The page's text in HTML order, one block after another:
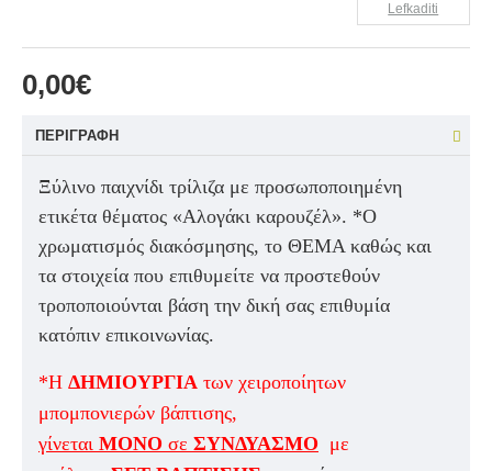
0,00€
Lefkaditi
ΠΕΡΙΓΡΑΦΉ
Ξύλινο παιχνίδι τρίλιζα με προσωποποιημένη
ετικέτα θέματος «Αλογάκι καρουζέλ». *Ο
χρωματισμός διακόσμησης, το ΘΕΜΑ καθώς και
τα στοιχεία που επιθυμείτε να προστεθούν
τροποποιούνται βάση την δική σας επιθυμία
κατόπιν επικοινωνίας.
*Η ΔΗΜΙΟΥΡΓΙΑ των χειροποίητων
μπομπονιερών βάπτισης,
γίνεται ΜΟΝΟ σε ΣΥΝΔΥΑΣΜΟ με